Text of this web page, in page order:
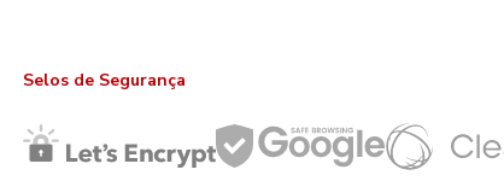
Selos de Segurança